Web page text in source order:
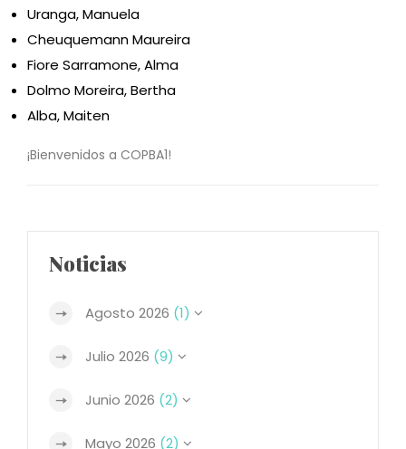
Uranga, Manuela
Cheuquemann Maureira
Fiore Sarramone, Alma
Dolmo Moreira, Bertha
Alba, Maiten
¡Bienvenidos a COPBA1!
Noticias
Agosto 2026 (1)
Julio 2026 (9)
Junio 2026 (2)
Mayo 2026 (2)